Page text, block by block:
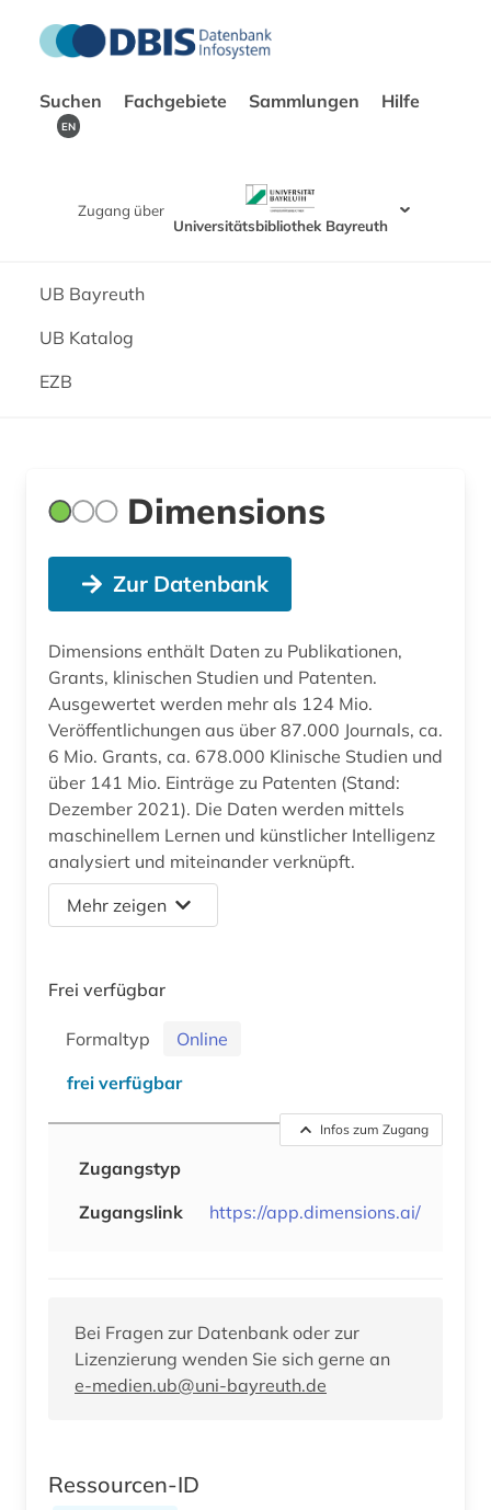
Suchen Fachgebiete Sammlungen Hilfe
EN
Zugang über
Universitätsbibliothek Bayreuth
UB Bayreuth
UB Katalog
EZB
Dimensions
Zur Datenbank
Dimensions enthält Daten zu Publikationen,
Grants, klinischen Studien und Patenten.
Ausgewertet werden mehr als 124 Mio.
Veröffentlichungen aus über 87.000 Journals, ca.
6 Mio. Grants, ca. 678.000 Klinische Studien und
über 141 Mio. Einträge zu Patenten (Stand:
Dezember 2021). Die Daten werden mittels
maschinellem Lernen und künstlicher Intelligenz
analysiert und miteinander verknüpft.
Mehr zeigen
Frei verfügbar
Formaltyp
Online
frei verfügbar
Infos zum Zugang
Zugangstyp
Zugangslink
https://app.dimensions.ai/
Bei Fragen zur Datenbank oder zur
Lizenzierung wenden Sie sich gerne an
e-medien.ub@uni-bayreuth.de
Ressourcen-ID